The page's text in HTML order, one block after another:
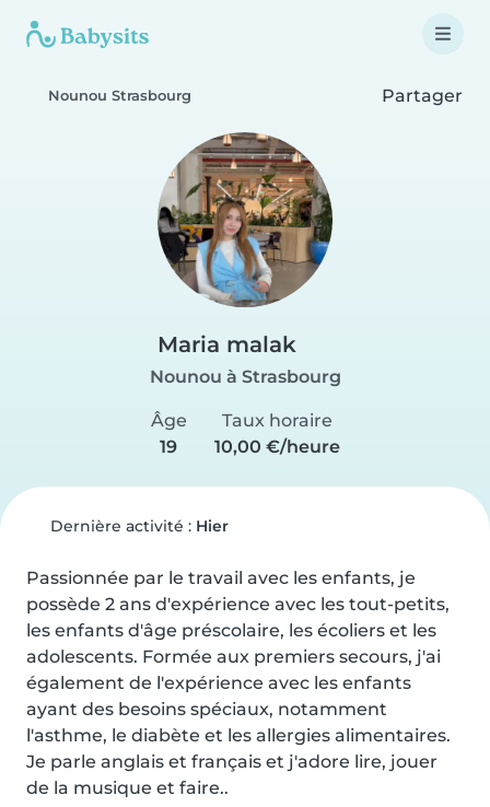
Nounou Strasbourg Partager
Maria malak
Nounou à Strasbourg
Âge
19
Taux horaire
10,00 €/heure
Dernière activité : Hier
Passionnée par le travail avec les enfants, je
possède 2 ans d'expérience avec les tout-petits,
les enfants d'âge préscolaire, les écoliers et les
adolescents. Formée aux premiers secours, j'ai
également de l'expérience avec les enfants
ayant des besoins spéciaux, notamment
l'asthme, le diabète et les allergies alimentaires.
Je parle anglais et français et j'adore lire, jouer
de la musique et faire..